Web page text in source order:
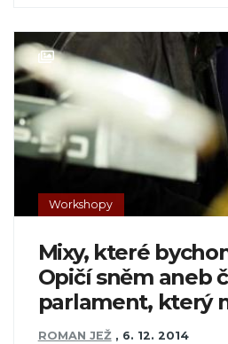
Workshopy
Mixy, které
Opičí sněm aneb
parlament, který
ROMAN JEŽ , 6. 12. 2014